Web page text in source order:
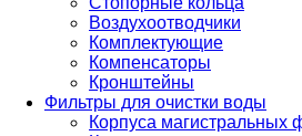
Воздухоотводчики
Комплектующие
Компенсаторы
Кронштейны
Фильтры для очистки воды
Корпуса магистральных